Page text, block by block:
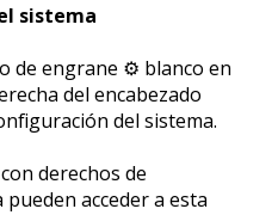
sistema
de engrane ⚙️ blanco en
del encabezado
del sistema.
derechos de
acceder a esta